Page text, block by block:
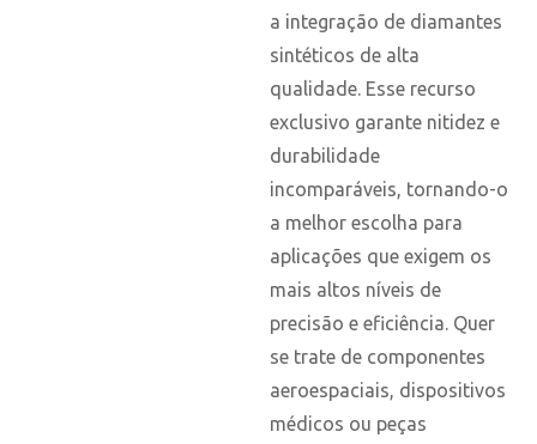
a integração de diamantes
sintéticos de alta
qualidade. Esse recurso
exclusivo garante nitidez e
durabilidade
incomparáveis, tornando-o
a melhor escolha para
aplicações que exigem os
mais altos níveis de
precisão e eficiência. Quer
se trate de componentes
aeroespaciais, dispositivos
médicos ou peças